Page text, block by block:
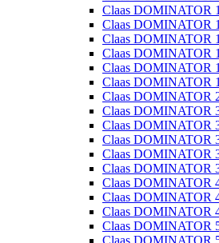
Claas DOMINATOR
Claas DOMINATOR
Claas DOMINATOR
Claas DOMINATOR
Claas DOMINATOR
Claas DOMINATOR
Claas DOMINATOR
Claas DOMINATOR
Claas DOMINATOR
Claas DOMINATOR
Claas DOMINATOR
Claas DOMINATOR
Claas DOMINATOR
Claas DOMINATOR
Claas DOMINATOR
Claas DOMINATOR
Claas DOMINATOR